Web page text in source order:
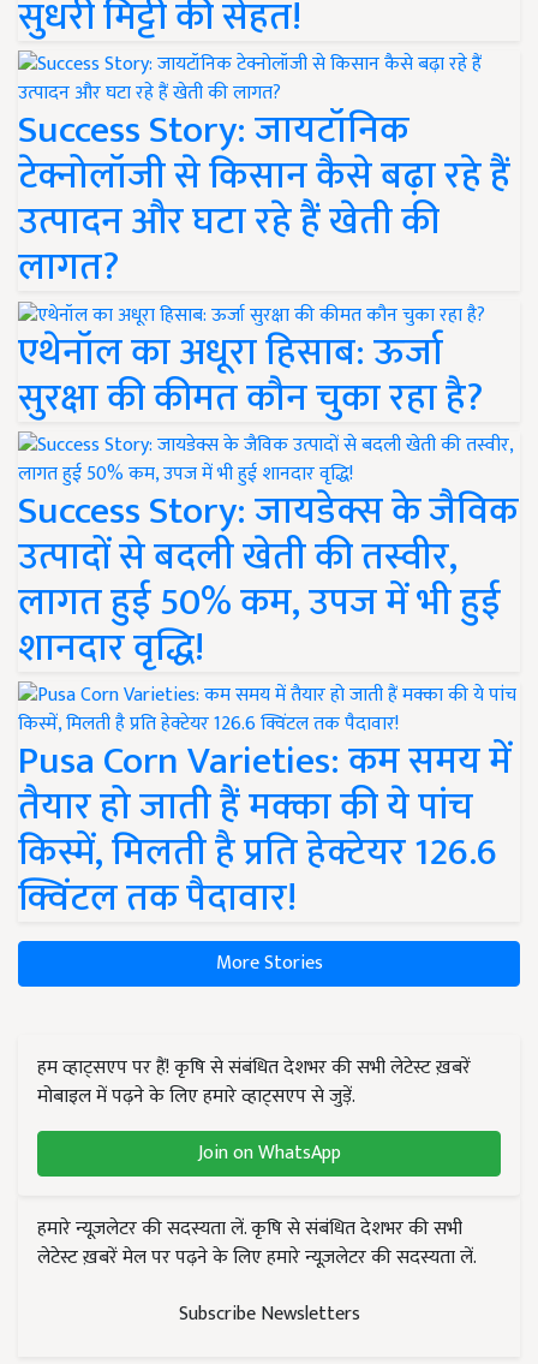
सुधरी मिट्टी की सेहत!
Success Story: जायटॉनिक
टेक्नोलॉजी से किसान कैसे बढ़ा रहे हैं
उत्पादन और घटा रहे हैं खेती की
लागत?
एथेनॉल का अधूरा हिसाब: ऊर्जा
सुरक्षा की कीमत कौन चुका रहा है?
Success Story: जायडेक्स के जैविक
उत्पादों से बदली खेती की तस्वीर,
लागत हुई 50% कम, उपज में भी हुई
शानदार वृद्धि!
Pusa Corn Varieties: कम समय में
तैयार हो जाती हैं मक्का की ये पांच
किस्में, मिलती है प्रति हेक्टेयर 126.6
क्विंटल तक पैदावार!
More Stories
हम व्हाट्सएप पर हैं! कृषि से संबंधित देशभर की सभी लेटेस्ट ख़बरें
मोबाइल में पढ़ने के लिए हमारे व्हाट्सएप से जुड़ें.
Join on WhatsApp
हमारे न्यूज़लेटर की सदस्यता लें. कृषि से संबंधित देशभर की सभी
लेटेस्ट ख़बरें मेल पर पढ़ने के लिए हमारे न्यूज़लेटर की सदस्यता लें.
Subscribe Newsletters